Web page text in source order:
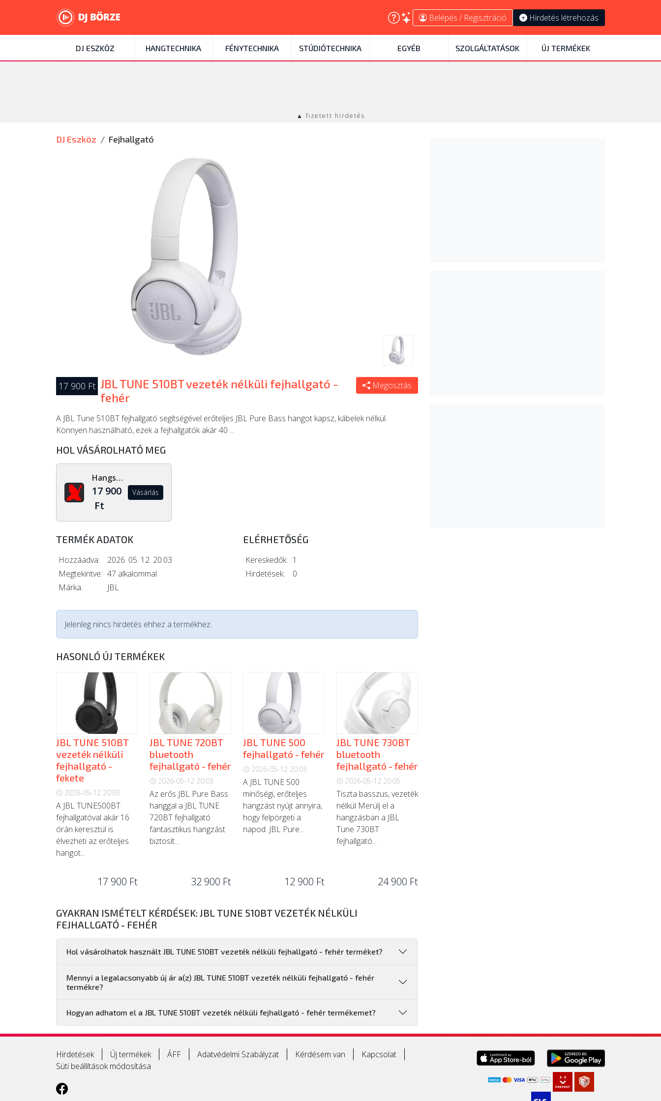
Belépés / Regisztráció Hirdetés létrehozás
DJ ESZKÖZ HANGTECHNIKA FÉNYTECHNIKA STÚDIÓTECHNIKA EGYÉB SZOLGÁLTATÁSOK ÚJ TERMÉKEK
▲ fizetett hirdetés
DJ Eszköz Fejhallgató
17 900 Ft JBL TUNE 510BT vezeték nélküli fejhallgató -
fehér
Megosztás
A JBL Tune 510BT fejhallgató segítségével erőteljes JBL Pure Bass hangot kapsz, kábelek nélkül.
Könnyen használható, ezek a fejhallgatók akár 40 ...
HOL VÁSÁROLHATÓ MEG
Hangszerdiszkont.hu
17 900
Ft
Vásárlás
TERMÉK ADATOK
Hozzáadva:
2026. 05. 12. 20:03
Megtekintve: 47 alkalommal
Márka:
JBL
ELÉRHETŐSÉG
Kereskedők: 1
Hirdetések:
0
Jelenleg nincs hirdetés ehhez a termékhez.
HASONLÓ ÚJ TERMÉKEK
JBL TUNE 510BT
vezeték nélküli
fejhallgató -
fekete
2026-05-12 20:03
A JBL TUNE500BT
fejhallgatóval akár 16
órán keresztül is
élvezheti az erőteljes
hangot...
17 900 Ft
JBL TUNE 720BT
bluetooth
fejhallgató - fehér
2026-05-12 20:03
Az erős JBL Pure Bass
hanggal a JBL TUNE
720BT fejhallgató
fantasztikus hangzást
biztosít...
32 900 Ft
JBL TUNE 500
fejhallgató - fehér
2026-05-12 20:03
A JBL TUNE 500
minőségi, erőteljes
hangzást nyújt annyira,
hogy felpörgeti a
napod. JBL Pure...
12 900 Ft
JBL TUNE 730BT
bluetooth
fejhallgató - fehér
2026-05-12 20:05
Tiszta basszus, vezeték
nélkül Merülj el a
hangzásban a JBL
Tune 730BT
fejhallgató...
24 900 Ft
GYAKRAN ISMÉTELT KÉRDÉSEK: JBL TUNE 510BT VEZETÉK NÉLKÜLI
FEJHALLGATÓ - FEHÉR
Hol vásárolhatok használt JBL TUNE 510BT vezeték nélküli fejhallgató - fehér terméket?
Mennyi a legalacsonyabb új ár a(z) JBL TUNE 510BT vezeték nélküli fejhallgató - fehér
termékre?
Hogyan adhatom el a JBL TUNE 510BT vezeték nélküli fejhallgató - fehér termékemet?
Hirdetések Új termékek ÁFF Adatvédelmi Szabályzat Kérdésem van
Kapcsolat
Süti beállítások módosítása